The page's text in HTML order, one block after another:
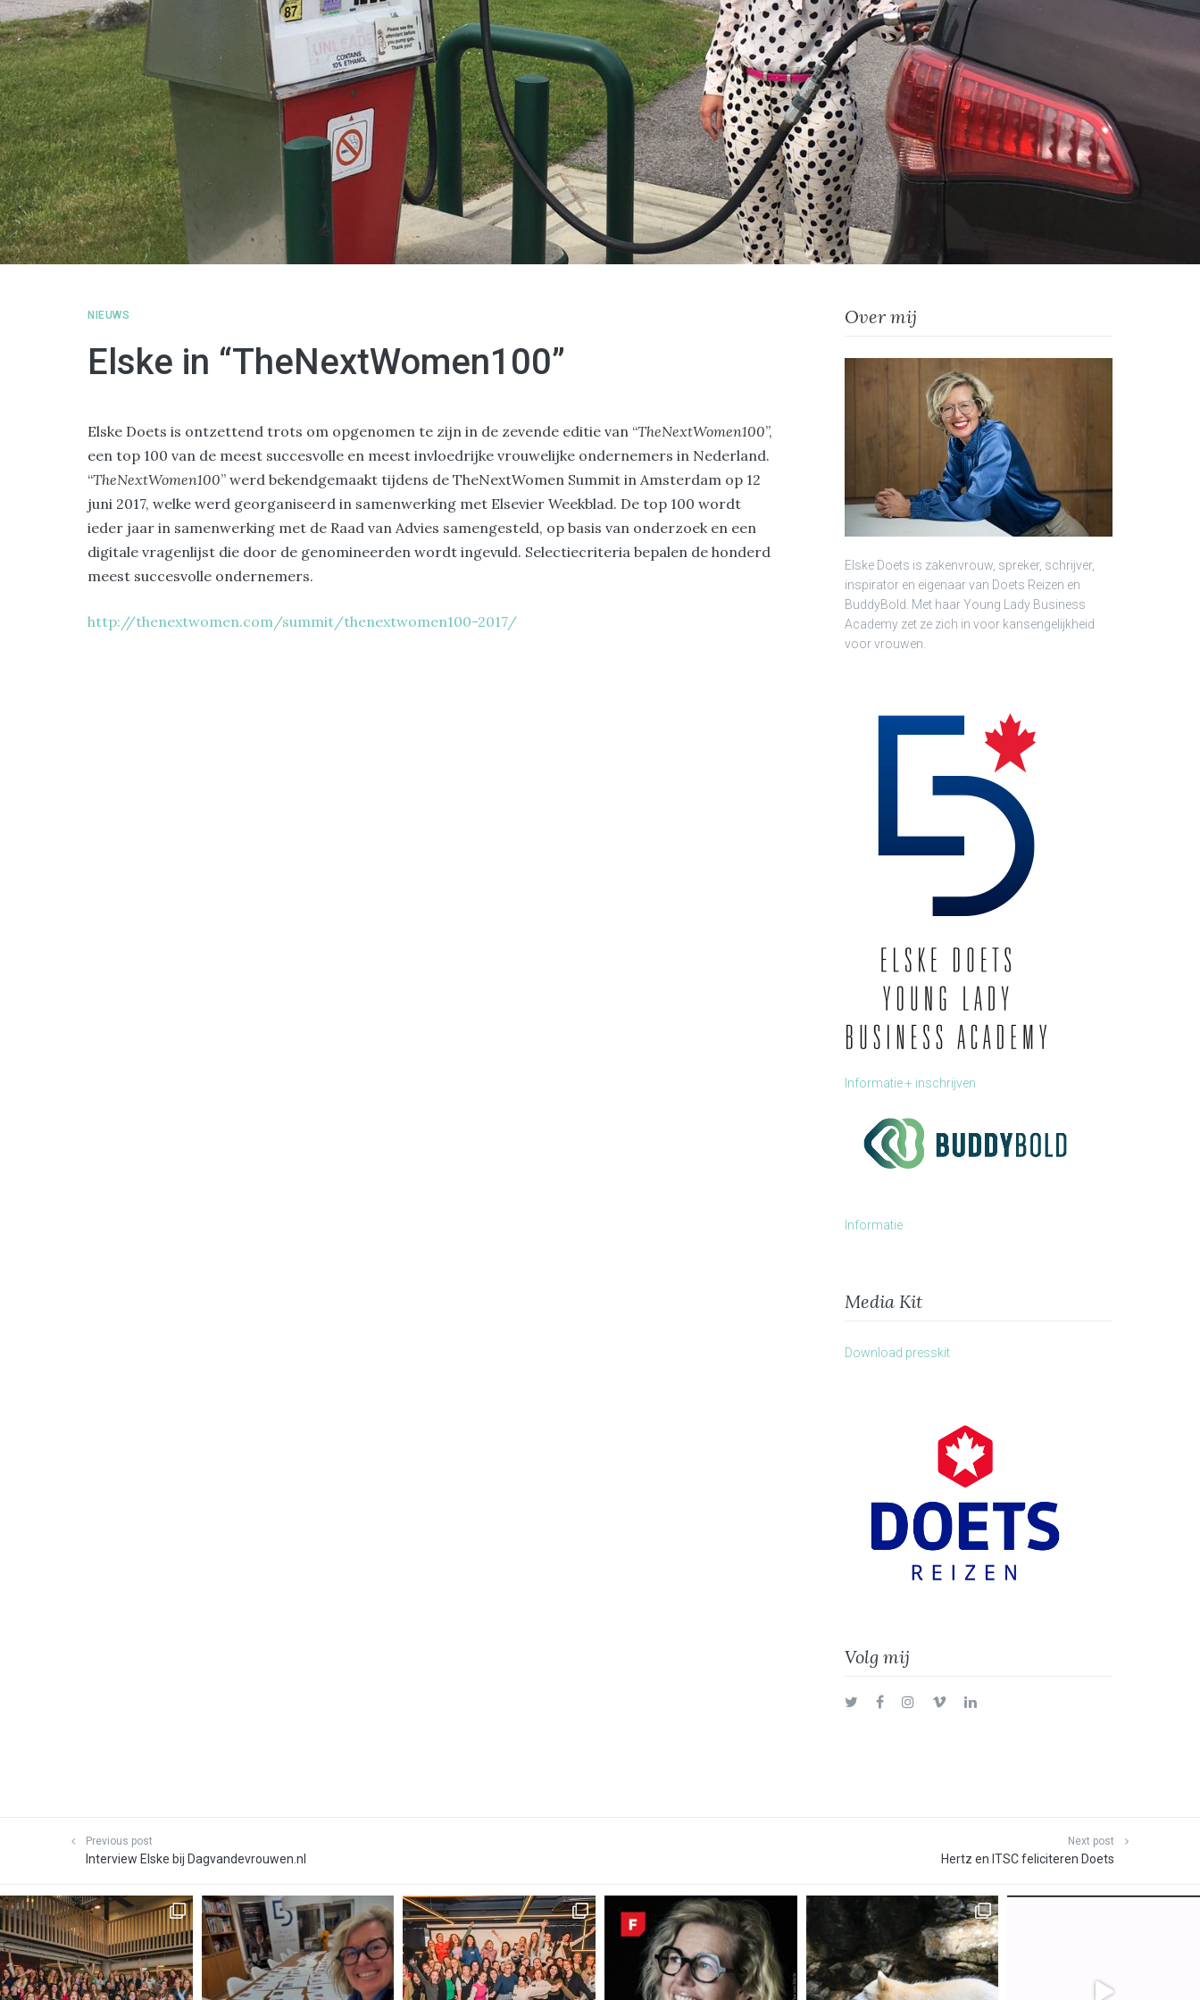
NIEUWS
Elske in “TheNextWomen100”
Elske Doets is ontzettend trots om opgenomen te zijn in de zevende editie van “TheNextWomen100”,
een top 100 van de meest succesvolle en meest invloedrijke vrouwelijke ondernemers in Nederland.
“TheNextWomen100” werd bekendgemaakt tijdens de TheNextWomen Summit in Amsterdam op 12
juni 2017, welke werd georganiseerd in samenwerking met Elsevier Weekblad. De top 100 wordt
ieder jaar in samenwerking met de Raad van Advies samengesteld, op basis van onderzoek en een
digitale vragenlijst die door de genomineerden wordt ingevuld. Selectiecriteria bepalen de honderd
meest succesvolle ondernemers.
http://thenextwomen.com/summit/thenextwomen100-2017/
Over mij
Elske Doets is zakenvrouw, spreker, schrijver,
inspirator en eigenaar van Doets Reizen en
BuddyBold. Met haar Young Lady Business
Academy zet ze zich in voor kansengelijkheid
voor vrouwen.
Informatie + inschrijven
Informatie
Media Kit
Download presskit
Volg mij
TwitterFacebookInstagram
VimeoLinkedIn
Previous post
Interview Elske bij Dagvandevrouwen.nl
Next post
Hertz en ITSC feliciteren Doets